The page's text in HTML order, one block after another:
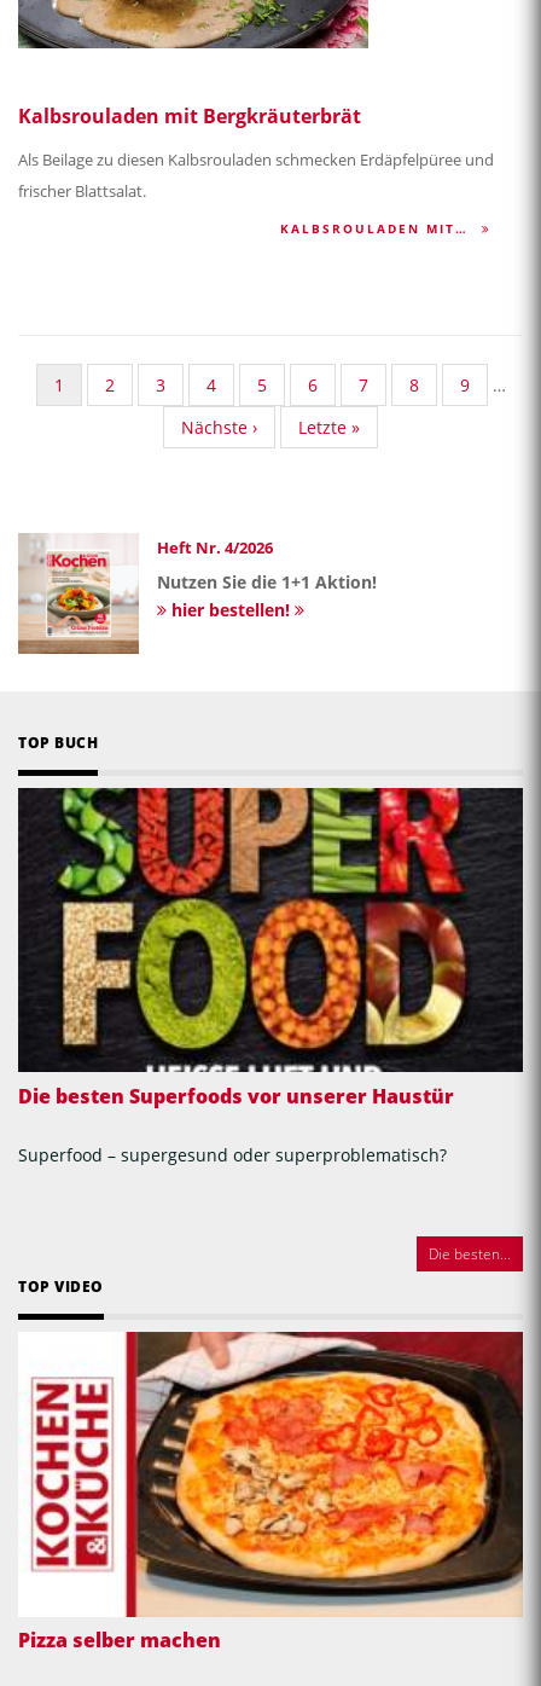
Kalbsrouladen mit Bergkräuterbrät
Als Beilage zu diesen Kalbsrouladen schmecken Erdäpfelpüree und
frischer Blattsalat.
KALBSROULADEN MIT…
Aktuelle
Seite
1
Standard
Taxonomy
2
Standard
Taxonomy
Seite
3
Standard
Taxonomy
Seite
4
Standard
Taxonomy
5
Standard
Taxonomy
Seite
6
Standard
Taxonomy
7
Standard
Taxonomy
8
Standard
Taxonomy
9
…
Nächste
Seite
Nächste ›
Last
page
Letzte »
Heft Nr. 4/2026
Nutzen Sie die 1+1 Aktion!
hier bestellen!
TOP BUCH
Die besten Superfoods vor unserer Haustür
Superfood – supergesund oder superproblematisch?
Die besten...
TOP VIDEO
Pizza selber machen